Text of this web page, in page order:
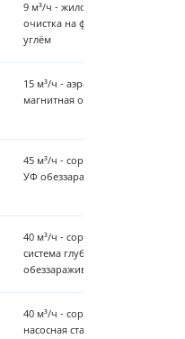
9 м³/ч - жилой дом, умягчение,
очистка на фильтрах с
углём
15 м³/ч - аэрация,
магнитная обработка
45 м³/ч - сорбционная очистка,
УФ обеззараживание
40 м³/ч - сорбционная очистка
система глубокой очистки воды
обеззараживание
40 м³/ч - сорбционная очистка,
насосная станция второго